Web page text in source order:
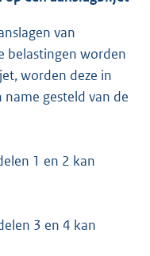
van
belastingen worden
worden deze in
gesteld van de
1 en 2 kan
3 en 4 kan